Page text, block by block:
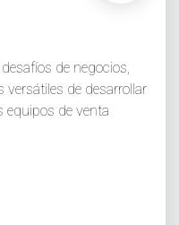
de negocios,
de desarrollar
equipos de venta